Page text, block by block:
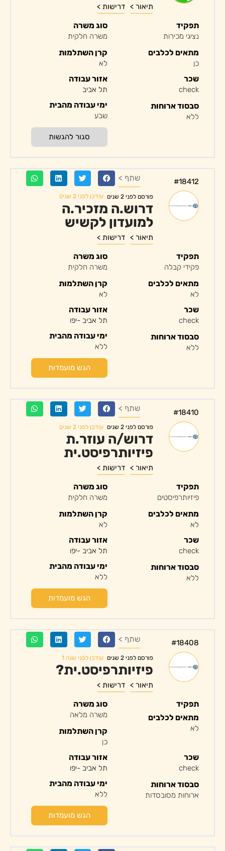
תיאור > דרישות >
תפקיד
נציגי מכירות
מתאים לכלבים
כן
סוג משרה
משרה חלקית
קרן השתלמות
לא
שכר
check
סבסוד ארוחות
ללא
אזור עבודה
תל אביב
ימי עבודה מהבית
שבע
סגור להגשות
#18412 שתף >
פורסם לפני 2 שנים עודכן לפני 2 שנים
דרוש.ה מזכיר.ה
למועדון לקשיש
תיאור > דרישות >
תפקיד
פקידי קבלה
מתאים לכלבים
לא
סוג משרה
משרה חלקית
קרן השתלמות
לא
שכר
check
סבסוד ארוחות
ללא
אזור עבודה
תל אביב -יפו
ימי עבודה מהבית
ללא
הגש מועמדות
#18410 שתף >
פורסם לפני 2 שנים עודכן לפני 2 שנים
דרוש/ה עוזר.ת
פיזיותרפיסט.ית
תיאור > דרישות >
תפקיד
פיזיותרפיסטים
מתאים לכלבים
לא
סוג משרה
משרה חלקית
קרן השתלמות
לא
שכר
check
סבסוד ארוחות
ללא
אזור עבודה
תל אביב -יפו
ימי עבודה מהבית
ללא
הגש מועמדות
#18408 שתף >
פורסם לפני 2 שנים עודכן לפני שנה 1
פיזיותרפיסט.ית?
תיאור > דרישות >
תפקיד
מתאים לכלבים
לא
סוג משרה
משרה מלאה
קרן השתלמות
כן
שכר
check
סבסוד ארוחות
ארוחות מסובסדות
אזור עבודה
תל אביב -יפו
ימי עבודה מהבית
ללא
הגש מועמדות